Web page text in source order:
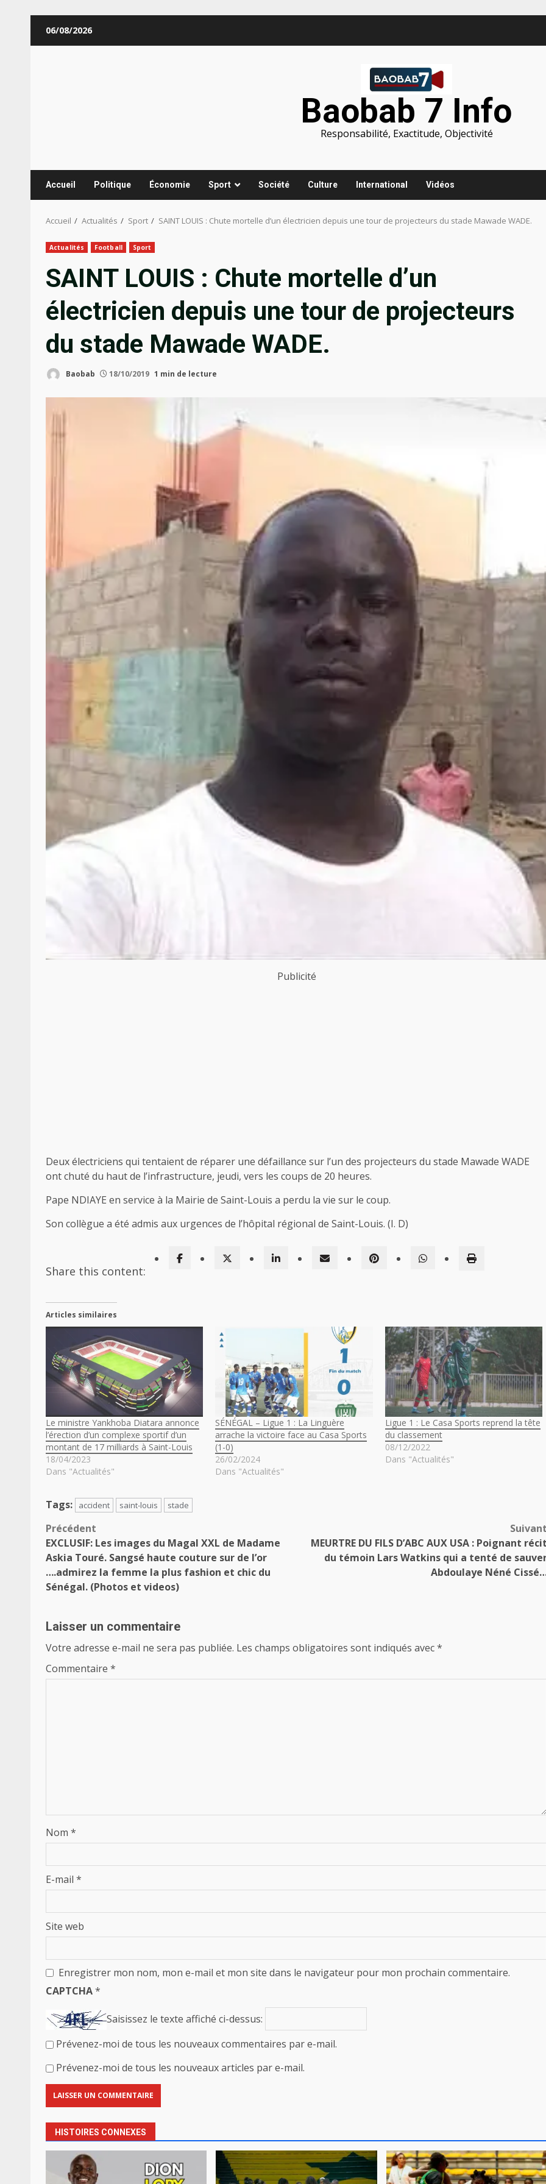
06/08/2026
Baobab 7 Info
Responsabilité, Exactitude, Objectivité
Accueil Politique Économie Sport Société Culture International Vidéos
Accueil Actualités Sport SAINT LOUIS : Chute mortelle d’un électricien depuis une tour de projecteurs du stade Mawade WADE.
Actualités Football Sport
SAINT LOUIS : Chute mortelle d’un
électricien depuis une tour de projecteurs
du stade Mawade WADE.
Baobab 18/10/2019 1 min de lecture
Publicité
Deux électriciens qui tentaient de réparer une défaillance sur l’un des projecteurs du stade Mawade WADE
ont chuté du haut de l’infrastructure, jeudi, vers les coups de 20 heures.
Pape NDIAYE en service à la Mairie de Saint-Louis a perdu la vie sur le coup.
Son collègue a été admis aux urgences de l’hôpital régional de Saint-Louis. (I. D)
Share this content:
Articles similaires
Le ministre Yankhoba Diatara annonce
l’érection d’un complexe sportif d’un
montant de 17 milliards à Saint-Louis
18/04/2023
Dans "Actualités"
SÉNÉGAL – Ligue 1 : La Linguère
arrache la victoire face au Casa Sports
(1-0)
26/02/2024
Dans "Actualités"
Ligue 1 : Le Casa Sports reprend la tête
du classement
08/12/2022
Dans "Actualités"
Tags: accident saint-louis stade
Navigation
d’article
Précédent
EXCLUSIF: Les images du Magal XXL de Madame
Askia Touré. Sangsé haute couture sur de l’or
….admirez la femme la plus fashion et chic du
Sénégal. (Photos et videos)
Suivant
MEURTRE DU FILS D’ABC AUX USA : Poignant récit
du témoin Lars Watkins qui a tenté de
Abdoulaye Néné
Laisser un commentaire
Votre adresse e-mail ne sera pas publiée. Les champs obligatoires sont indiqués avec*
Commentaire *
Nom *
E-mail *
Site web
Enregistrer mon nom, mon e-mail et mon site dans le navigateur pour mon prochain commentaire.
CAPTCHA*
Saisissez le texte affiché ci-dessus:
Prévenez-moi de tous les nouveaux commentaires par e-mail.
Prévenez-moi de tous les nouveaux articles par e-mail.
HISTOIRES CONNEXES